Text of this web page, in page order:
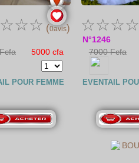
☆☆☆ (0avis)
5000 cfa
POUR FEMME
☆☆☆☆
N°1246
7000 Fcfa
EVENTAIL